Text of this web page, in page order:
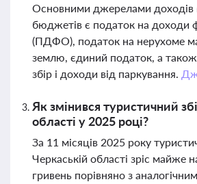
Основними джерелами доходів
бюджетів є податок на доходи
(ПДФО), податок на нерухоме
землю, єдиний податок, а
збір і доходи від паркування.
Як змінився туристичний
області у 2025 році?
За 11 місяців 2025 року
Черкаській області зріс майже
гривень порівняно з